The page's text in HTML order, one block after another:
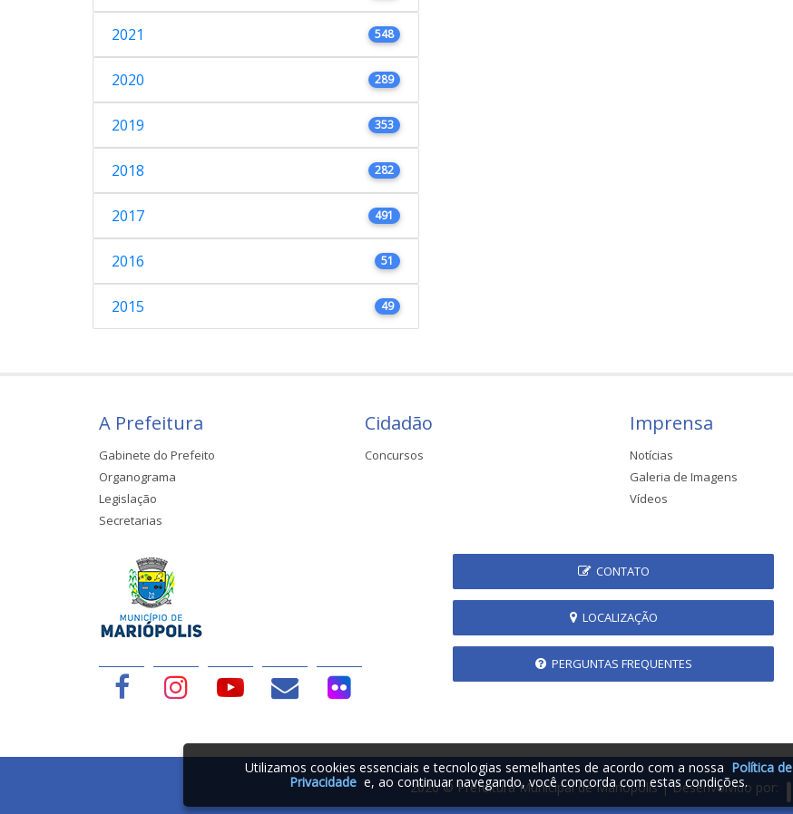
2021 548
2020 289
2019 353
2018 282
2017 491
2016 51
2015 49
A Prefeitura
Gabinete do Prefeito
Organograma
Legislação
Secretarias
Cidadão
Concursos
Imprensa
Notícias
Galeria de Imagens
Vídeos
CONTATO
LOCALIZAÇÃO
PERGUNTAS FREQUENTES
2026 © Prefeitura Municipal de Mariópolis | Desenvolvido por:
Utilizamos cookies essenciais e tecnologias semelhantes de acordo com a nossa Política de
Privacidade e, ao continuar navegando, você concorda com estas condições.